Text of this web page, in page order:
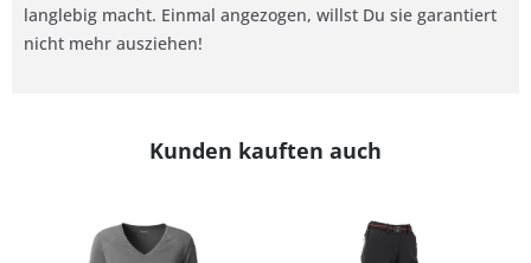
langlebig macht. Einmal angezogen, willst Du sie garantiert
nicht mehr ausziehen!
Kunden kauften auch